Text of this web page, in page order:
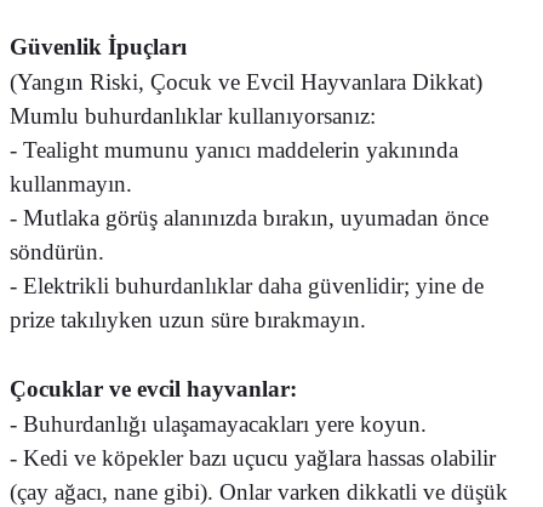
Güvenlik İpuçları
(Yangın Riski, Çocuk ve Evcil Hayvanlara Dikkat)
Mumlu buhurdanlıklar kullanıyorsanız:
- Tealight mumunu yanıcı maddelerin yakınında
kullanmayın.
- Mutlaka görüş alanınızda bırakın, uyumadan önce
söndürün.
- Elektrikli buhurdanlıklar daha güvenlidir; yine de
prize takılıyken uzun süre bırakmayın.
Çocuklar ve evcil hayvanlar:
- Buhurdanlığı ulaşamayacakları yere koyun.
- Kedi ve köpekler bazı uçucu yağlara hassas olabilir
(çay ağacı, nane gibi). Onlar varken dikkatli ve düşük